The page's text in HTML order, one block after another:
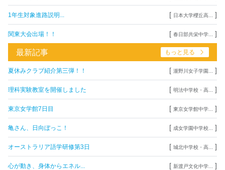
1年生対象進路説明... [ 日本大学櫻丘高... ]
関東大会出場！！ [ 春日部共栄中学... ]
最新記事 もっと見る
夏休みクラブ紹介第三弾！！ [ 瀧野川女子学園... ]
理科実験教室を開催しました [ 明法中学校・高... ]
東京女学館7日目 [ 東京女学館中学... ]
亀さん、日向ぼっこ！ [ 成女学園中学校... ]
オーストラリア語学研修第3日 [ 城北中学校・高... ]
心が動き、身体からエネル... [ 新渡戸文化中学... ]